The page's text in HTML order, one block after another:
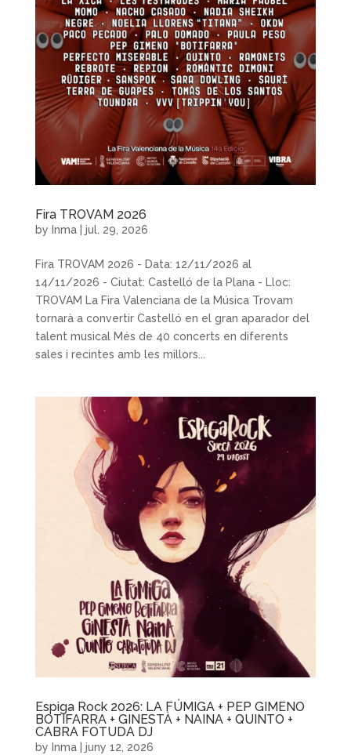
Fira TROVAM 2026
by Inma| jul. 29, 2026
Fira TROVAM 2026 - Data: 12/11/2026 al
14/11/2026 - Ciutat: Castelló de la Plana - Lloc:
TROVAM La Fira Valenciana de la Música Trovam
tornarà a convertir Castelló en el gran aparador del
talent musical Més de 40 concerts en diferents
sales i recintes amb les millors...
Espiga Rock 2026: LA FÚMIGA + PEP GIMENO
BOTIFARRA + GINESTÀ + NAINA + QUINTO +
CABRA FOTUDA DJ
by Inma| juny 12, 2026